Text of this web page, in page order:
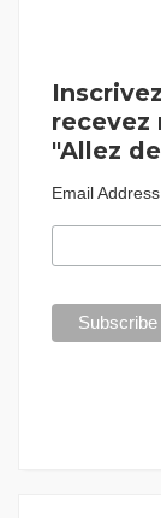
recevez
"Allez
Email Address